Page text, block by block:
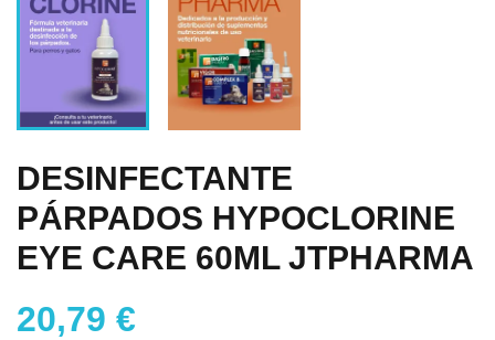
DESINFECTANTE
PÁRPADOS HYPOCLORINE
EYE CARE 60ML JTPHARMA
20,79 €